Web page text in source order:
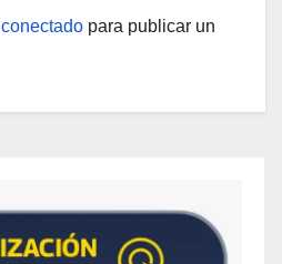
conectado para publicar un